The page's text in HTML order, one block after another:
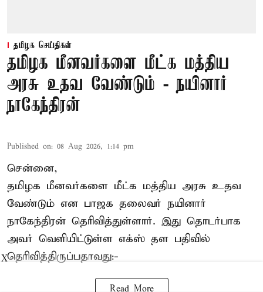
தமிழக செய்திகள்
தமிழக மீனவர்களை மீட்க மத்திய
அரசு உதவ வேண்டும் - நயினார்
நாகேந்திரன்
Published on: 08 Aug 2026, 1:14 pm
சென்னை,
தமிழக மீனவர்களை மீட்க மத்திய அரசு உதவ
வேண்டும் என பாஜக தலைவர் நயினார்
நாகேந்திரன் தெரிவித்துள்ளார். இது தொடர்பாக
அவர் வெளியிட்டுள்ள எக்ஸ் தள பதிவில்
தெரிவித்திருப்பதாவது:-
Read More
X